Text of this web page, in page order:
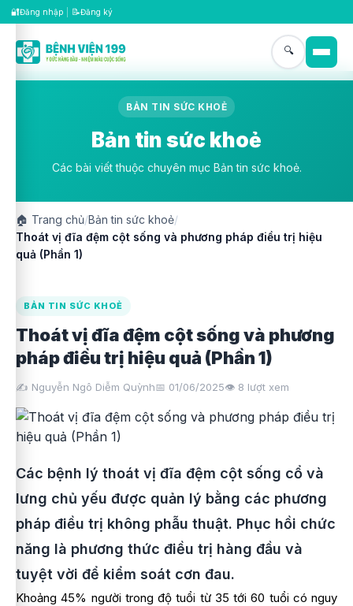
🔐Đăng nhập 📝Đăng ký
🔍
BẢN TIN SỨC KHOẺ
Bản tin sức khoẻ
Các bài viết thuộc chuyên mục Bản tin sức khoẻ.
🏠 Trang chủ/Bản tin sức khoẻ/
Thoát vị đĩa đệm cột sống và phương pháp điều trị hiệu
quả (Phần 1)
BẢN TIN SỨC KHOẺ
Thoát vị đĩa đệm cột sống và phương
pháp điều trị hiệu quả (Phần 1)
✍️ Nguyễn Ngô Diễm Quỳnh📅 01/06/2025👁️ 8 lượt xem
Các bệnh lý thoát vị đĩa đệm cột sống cổ và
lưng chủ yếu được quản lý bằng các phương
pháp điều trị không phẫu thuật. Phục hồi chức
năng là phương thức điều trị hàng đầu và
tuyệt vời để kiểm soát cơn đau.
Khoảng 45% người trong độ tuổi từ 35 tới 60 tuổi có nguy